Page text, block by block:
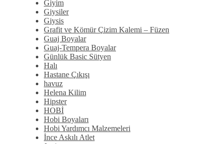
Giyim
Giysiler
Giysis
Grafit ve Kömür Çizim Kalemi – Füzen
Guaj Boyalar
Guaj-Tempera Boyalar
Günlük Basic Sütyen
Halı
Hastane Çıkışı
havuz
Helena Kilim
Hipster
HOBİ
Hobi Boyaları
Hobi Yardımcı Malzemeleri
İnce Askılı Atlet